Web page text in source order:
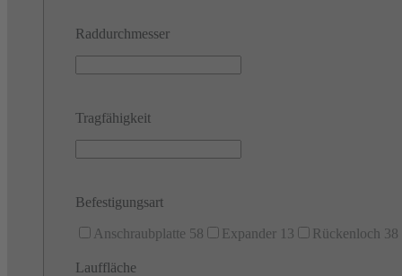
Raddurchmesser
Tragfähigkeit
Befestigungsart
Anschraubplatte 58 Expander 13 Rückenloch 38
Lauffläche